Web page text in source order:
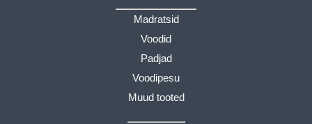
Madratsid
Voodid
Padjad
Voodipesu
Muud tooted